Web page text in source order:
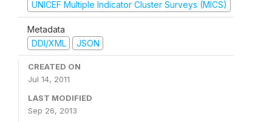
UNICEF Multiple Indicator Cluster Surveys (MICS)
Metadata
DDI/XML
JSON
CREATED ON
Jul 14, 2011
LAST MODIFIED
Sep 26, 2013